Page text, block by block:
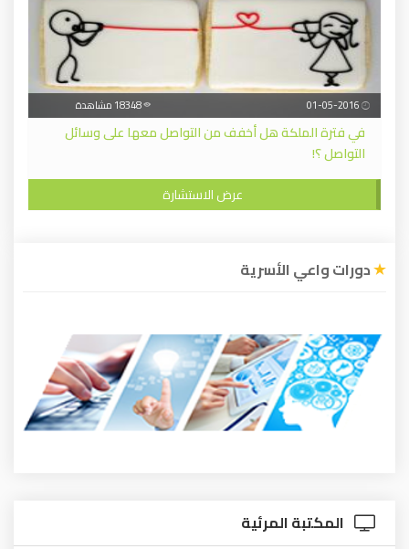
في فترة الملكة هل أخفف من التواصل معها على وسائل
التواصل ؟!
عرض الاستشارة
دورات واعي الأسرية
المكتبة المرئية